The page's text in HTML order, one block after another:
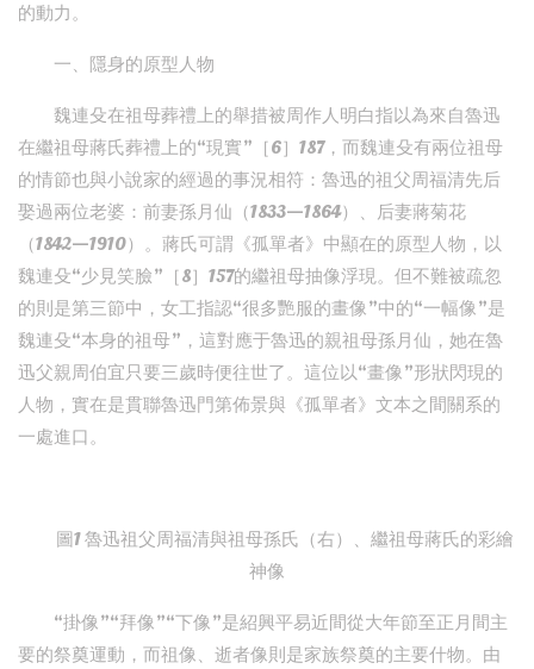
的動力。
一、隱身的原型人物
魏連殳在祖母葬禮上的舉措被周作人明白指以為來自魯迅
在繼祖母蔣氏葬禮上的“現實”［6］187，而魏連殳有兩位祖母
的情節也與小說家的經過的事況相符：魯迅的祖父周福清先后
娶過兩位老婆：前妻孫月仙（1833—1864）、后妻蔣菊花
（1842—1910）。蔣氏可謂《孤單者》中顯在的原型人物，以
魏連殳“少見笑臉”［8］157的繼祖母抽像浮現。但不難被疏忽
的則是第三節中，女工指認“很多艷服的畫像”中的“一幅像”是
魏連殳“本身的祖母”，這對應于魯迅的親祖母孫月仙，她在魯
迅父親周伯宜只要三歲時便往世了。這位以“畫像”形狀閃現的
人物，實在是貫聯魯迅門第佈景與《孤單者》文本之間關系的
一處進口。
圖1 魯迅祖父周福清與祖母孫氏（右）、繼祖母蔣氏的彩繪
神像
“掛像”“拜像”“下像”是紹興平易近間從大年節至正月間主
要的祭奠運動，而祖像、逝者像則是家族祭奠的主要什物。由